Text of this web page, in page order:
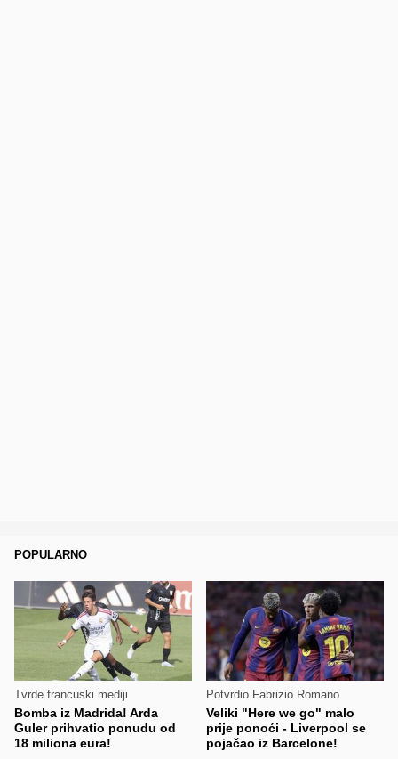
POPULARNO
Tvrde francuski mediji
Bomba iz Madrida! Arda
Guler prihvatio ponudu od
18 miliona eura!
Potvrdio Fabrizio Romano
Veliki "Here we go" malo
prije ponoći - Liverpool se
pojačao iz Barcelone!